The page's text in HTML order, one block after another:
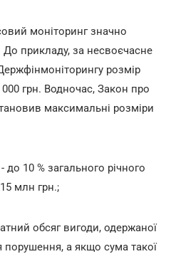
моніторинг значно
До прикладу, за несвоєчасне
розмір
грн. Водночас, Закон про
максимальні розміри
10 % загального річного
млн грн.;
обсяг вигоди, одержаної
а якщо сума такої